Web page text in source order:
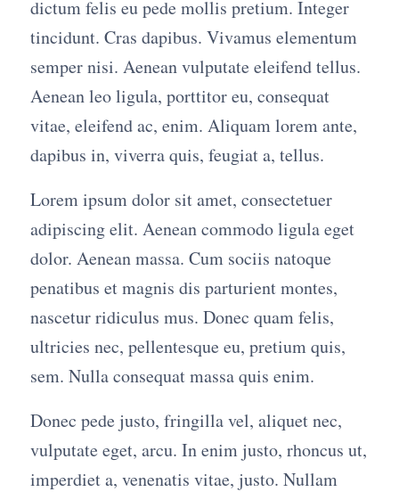
dictum felis eu pede mollis pretium. Integer
tincidunt. Cras dapibus. Vivamus elementum
semper nisi. Aenean vulputate eleifend tellus.
Aenean leo ligula, porttitor eu, consequat
vitae, eleifend ac, enim. Aliquam lorem ante,
dapibus in, viverra quis, feugiat a, tellus.
Lorem ipsum dolor sit amet, consectetuer
adipiscing elit. Aenean commodo ligula eget
dolor. Aenean massa. Cum sociis natoque
penatibus et magnis dis parturient montes,
nascetur ridiculus mus. Donec quam felis,
ultricies nec, pellentesque eu, pretium quis,
sem. Nulla consequat massa quis enim.
Donec pede justo, fringilla vel, aliquet nec,
vulputate eget, arcu. In enim justo, rhoncus ut,
imperdiet a, venenatis vitae, justo. Nullam